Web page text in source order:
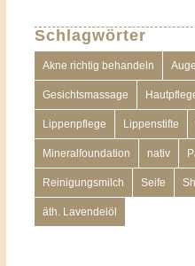
Schlagwörter
Akne richtig behandeln
Gesichtsmassage
Lippenpflege Lippenstifte
Mineralfoundation nativ
Reinigungsmilch Seife
äth. Lavendelöl